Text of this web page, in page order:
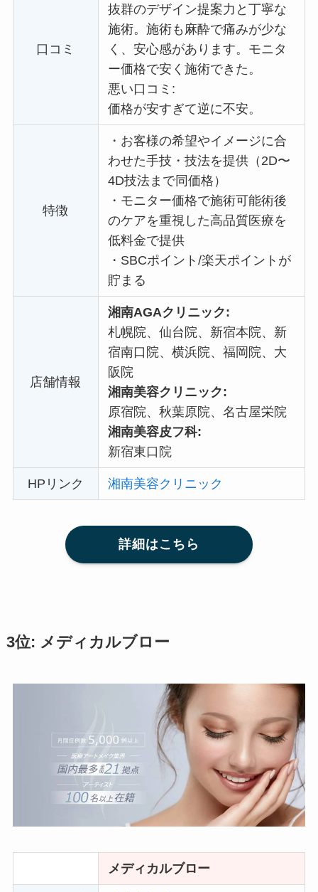
口コミ
抜群のデザイン提案力と丁寧な
施術。施術も麻酔で痛みが少な
く、安心感があります。 モニタ
ー価格で安く施術できた。
悪い口コミ:
価格が安すぎて逆に不安。
特徴
・ お客様の希望やイメージに合
わせた手技・技法を提供（2D〜
4D技法まで同価格）
・ モニター価格で施術可能術後
のケアを重視した高品質医療を
低料金で提供
・ SBCポイント/楽天ポイントが
貯まる
店舗情報
湘南AGAクリニック:
札幌院、仙台院、新宿本院、新
宿南口院、横浜院、福岡院、大
阪院
湘南美容クリニック:
原宿院、秋葉原院、名古屋栄院
湘南美容皮フ科:
新宿東口院
HPリンク 湘南美容クリニック
詳細はこちら
3位: メディカルブロー
メディカルブロー